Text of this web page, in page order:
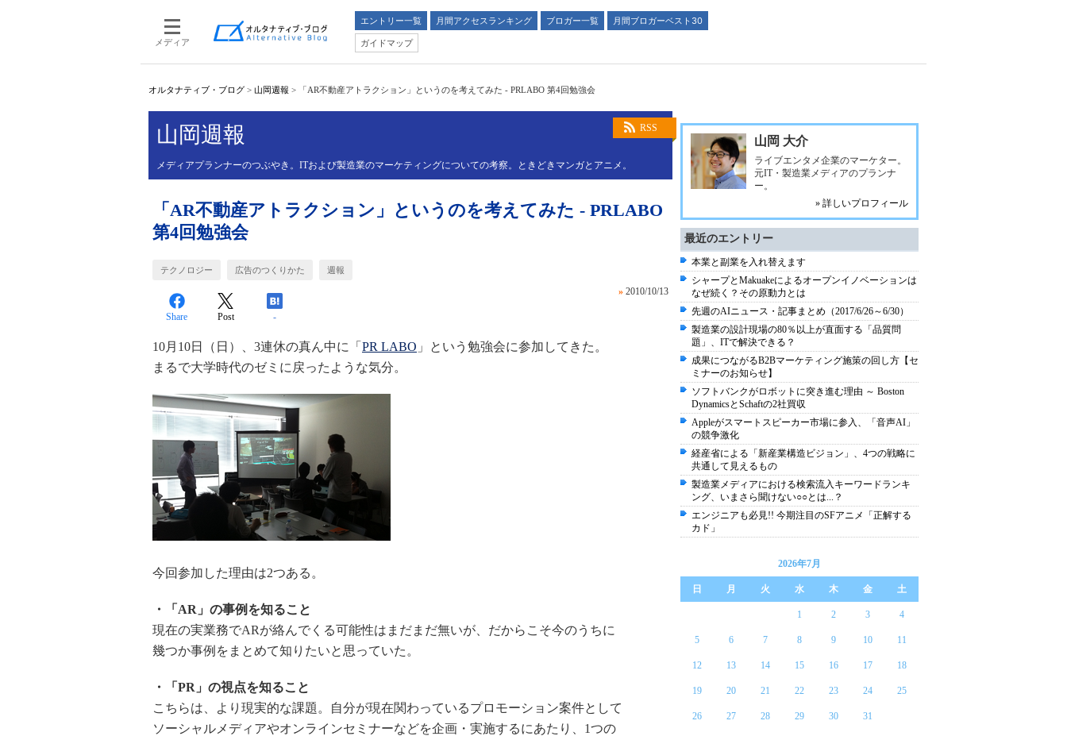
メディア
エントリー一覧 月間アクセスランキング ブロガー一覧
月間ブロガーベスト30
ガイドマップ
オルタナティブ・ブログ > 山岡週報 > 「AR不動産アトラクション」というのを考えてみた - PRLABO 第4回勉強会
RSS
山岡週報
メディアプランナーのつぶやき。ITおよび製造業のマーケティングについての考察。ときどきマンガとアニメ。
「AR不動産アトラクション」というのを考えてみた - PRLABO
第4回勉強会
テクノロジー 広告のつくりかた 週報
» 2010/10/13
Share Post -
10月10日（日）、3連休の真ん中に「 PR LABO 」という勉強会に参加してきた。
まるで大学時代のゼミに戻ったような気分。
今回参加した理由は2つある。
・「AR」の事例を知ること
現在の実業務でARが絡んでくる可能性はまだまだ無いが、だからこそ今のうちに
幾つか事例をまとめて知りたいと思っていた。
・「PR」の視点を知ること
こちらは、より現実的な課題。自分が現在関わっているプロモーション案件として
ソーシャルメディアやオンラインセミナーなどを企画・実施するにあたり、1つの
山岡 大介
ライブエンタメ企業のマーケター。
元IT・製造業メディアのプランナ
ー。
» 詳しいプロフィール
最近のエントリー
本業と副業を入れ替えます
シャープとMakuakeによるオープンイノベーションは
なぜ続く？その原動力とは
先週のAIニュース・記事まとめ（2017/6/26～6/30）
製造業の設計現場の80％以上が直面する「品質問
題」、ITで解決できる？
成果につながるB2Bマーケティング施策の回し方【セ
ミナーのお知らせ】
ソフトバンクがロボットに突き進む理由 ～ Boston
DynamicsとSchaftの2社買収
Appleがスマートスピーカー市場に参入、「音声AI」
の競争激化
経産省による「新産業構造ビジョン」、4つの戦略に
共通して見えるもの
製造業メディアにおける検索流入キーワードランキ
ング、いまさら聞けない○○とは...？
エンジニアも必見!! 今期注目のSFアニメ「正解する
カド」
2026年7月
日 月 火 水 木 金 土
1 2 3 4
5 6 7 8 9 10 11
12 13 14 15 16 17 18
19 20 21 22 23 24 25
26 27 28 29 30 31